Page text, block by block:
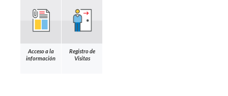
Acceso a la
información
Registro de
Visitas